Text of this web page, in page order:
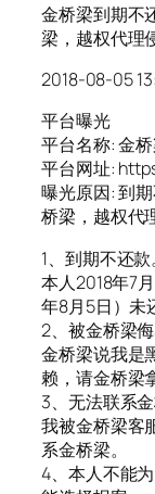
金桥梁到期不
梁，越权代理
2018-08-05
平台曝光
平台名称: 金
平台网址:
曝光原因: 到
桥梁，越权代
1、到期不还款
本人2018年7
年8月5日）未
2、被金桥梁侮
金桥梁说我是
赖，请金桥梁
3、无法联系金
我被金桥梁客
系金桥梁。
4、本人不能